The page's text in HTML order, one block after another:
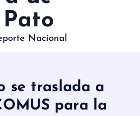
Pato
Nacional
se traslada a
para la